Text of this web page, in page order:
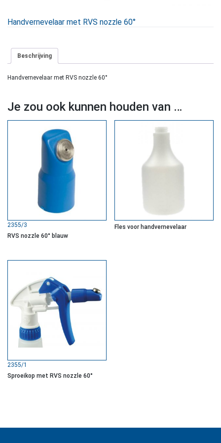
Handvernevelaar met RVS nozzle 60°
Beschrijving
Handvernevelaar met RVS nozzle 60°
Je zou ook kunnen houden van …
2355/3
RVS nozzle 60° blauw
Fles voor handvernevelaar
2355/1
Sproeikop met RVS nozzle 60°